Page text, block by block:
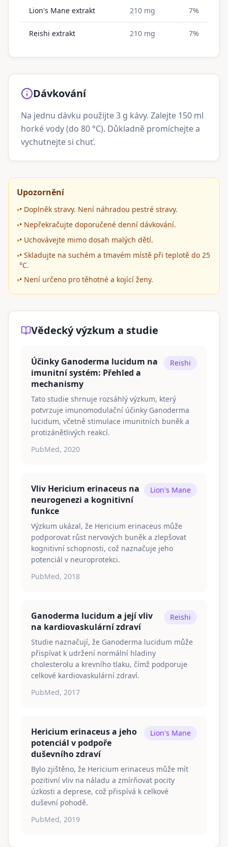
Lion's Mane extrakt 210 mg 7%
Reishi extrakt 210 mg 7%
Dávkování
Na jednu dávku použijte 3 g kávy. Zalejte 150 ml
horké vody (do 80 °C). Důkladně promíchejte a
vychutnejte si chuť.
Upozornění
•• Doplněk stravy. Není náhradou pestré stravy.
•• Nepřekračujte doporučené denní dávkování.
•• Uchovávejte mimo dosah malých dětí.
•• Skladujte na suchém a tmavém místě při teplotě do 25
°C.
•• Není určeno pro těhotné a kojící ženy.
Vědecký výzkum a studie
Účinky Ganoderma lucidum na
imunitní systém: Přehled a
mechanismy
Reishi
Tato studie shrnuje rozsáhlý výzkum, který
potvrzuje imunomodulační účinky Ganoderma
lucidum, včetně stimulace imunitních buněk a
protizánětlivých reakcí.
PubMed, 2020
Vliv Hericium erinaceus na
neurogenezi a kognitivní
funkce
Lion's Mane
Výzkum ukázal, že Hericium erinaceus může
podporovat růst nervových buněk a zlepšovat
kognitivní schopnosti, což naznačuje jeho
potenciál v neuroprotekci.
PubMed, 2018
Ganoderma lucidum a její vliv
na kardiovaskulární zdraví
Reishi
Studie naznačují, že Ganoderma lucidum může
přispívat k udržení normální hladiny
cholesterolu a krevního tlaku, čímž podporuje
celkové kardiovaskulární zdraví.
PubMed, 2017
Hericium erinaceus a jeho
potenciál v podpoře
duševního zdraví
Lion's Mane
Bylo zjištěno, že Hericium erinaceus může mít
pozitivní vliv na náladu a zmírňovat pocity
úzkosti a deprese, což přispívá k celkové
duševní pohodě.
PubMed, 2019